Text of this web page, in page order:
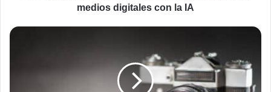
la
medios digitales con la IA
Conseguir